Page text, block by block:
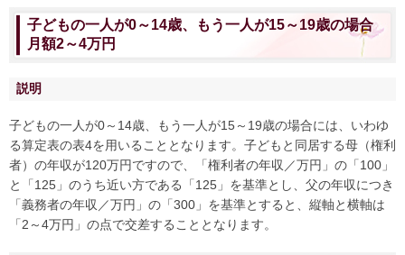
子どもの一人が0～14歳、もう一人が15～19歳の場合
月額2～4万円
説明
子どもの一人が0～14歳、もう一人が15～19歳の場合には、いわゆ
る算定表の表4を用いることとなります。子どもと同居する母（権利
者）の年収が120万円ですので、「権利者の年収／万円」の「100」
と「125」のうち近い方である「125」を基準とし、父の年収につき
「義務者の年収／万円」の「300」を基準とすると、縦軸と横軸は
「2～4万円」の点で交差することとなります。